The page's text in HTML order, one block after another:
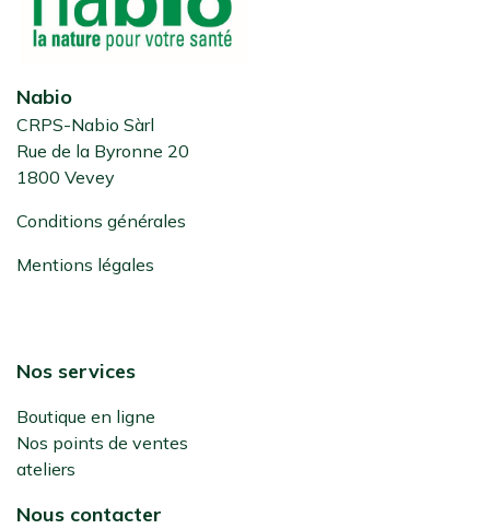
Nabio
CRPS-Nabio Sàrl
Rue de la Byronne 20
1800 Vevey
Conditions générales
Mentions légales
Nos services
Boutique en ligne
Nos points de ventes
ateliers
Nous contacter